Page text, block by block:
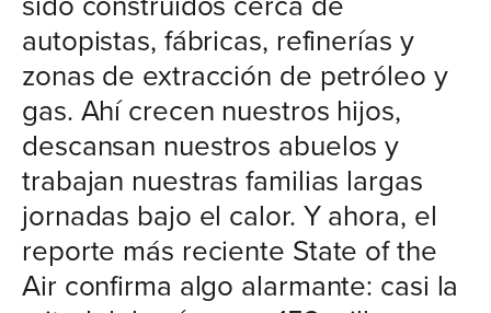
autopistas, fábricas, refinerías y
zonas de extracción de petróleo y
gas. Ahí crecen nuestros hijos,
descansan nuestros abuelos y
trabajan nuestras familias largas
jornadas bajo el calor. Y ahora, el
reporte más reciente State of the
Air confirma algo alarmante: casi la